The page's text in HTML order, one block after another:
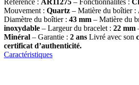
Mouvement : Quartz – Matière du boîtier :
Diamètre du boîtier : 43 mm – Matière du
inoxydable – Largeur du bracelet : 22 mm
Minéral – Garantie : 2 ans Livré avec son
certificat d’authenticité.
Caractéristiques